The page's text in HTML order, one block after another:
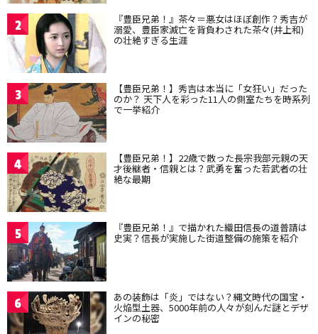
2 『豊臣兄弟！』茶々＝悪女はほぼ創作？秀吉が
溺愛、豊臣家滅亡を背負わされた茶々(井上和)
の壮絶すぎる生涯
3 【豊臣兄弟！】秀吉は本当に「女狂い」だった
のか？ 天下人を彩った11人の側室たちを時系列
で一挙紹介
4 【豊臣兄弟！】22歳で散った長宗我部元親の天
才後継者・信親とは？武勇を奮った若武者の壮
絶な最期
5 『豊臣兄弟！』で描かれた織田信長の道普請は
史実？信長が実施した街道整備の施策を紹介
6 あの装飾は「炎」ではない？縄文時代の国宝・
火焔型土器、5000年前の人々が刻んだ謎とデザ
インの秘密